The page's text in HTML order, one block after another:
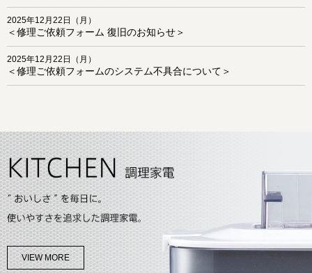
2025年12月22日（月）
＜修理ご依頼フォーム 復旧のお知らせ＞
2025年12月22日（月）
＜修理ご依頼フォームのシステム不具合について＞
2025年8月4日（月）
＜夏季休業のおしらせ＞
2024年12月18日（水）
＜年末年始休業のおしらせ＞
2024年7月26日（金）
＜夏季休業のおしらせ＞
2023年12月8日（金）
＜年末年始休業のおしらせ＞
VIEW MORE